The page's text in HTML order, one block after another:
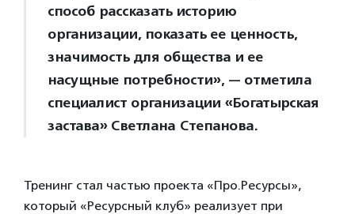
способ рассказать историю
организации, показать ее ценность,
значимость для общества и ее
насущные потребности», — отметила
специалист организации «Богатырская
застава» Светлана Степанова.
Тренинг стал частью проекта «Прo.Ресурсы»,
который «Ресурсный клуб» реализует при